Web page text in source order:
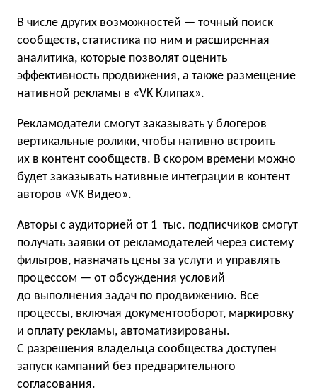
В числе других возможностей — точный поиск
сообществ, статистика по ним и расширенная
аналитика, которые позволят оценить
эффективность продвижения, а также размещение
нативной рекламы в «VK Клипах».
Рекламодатели смогут заказывать у блогеров
вертикальные ролики, чтобы нативно встроить
их в контент сообществ. В скором времени можно
будет заказывать нативные интеграции в контент
авторов «VK Видео».
Авторы с аудиторией от 1 тыс. подписчиков смогут
получать заявки от рекламодателей через систему
фильтров, назначать цены за услуги и управлять
процессом — от обсуждения условий
до выполнения задач по продвижению. Все
процессы, включая документооборот, маркировку
и оплату рекламы, автоматизированы.
С разрешения владельца сообщества доступен
запуск кампаний без предварительного
согласования.